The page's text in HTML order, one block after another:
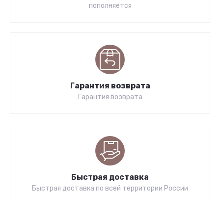
пополняется
Гарантия возврата
Гарантия возврата
Быстрая доставка
Быстрая доставка по всей территории России